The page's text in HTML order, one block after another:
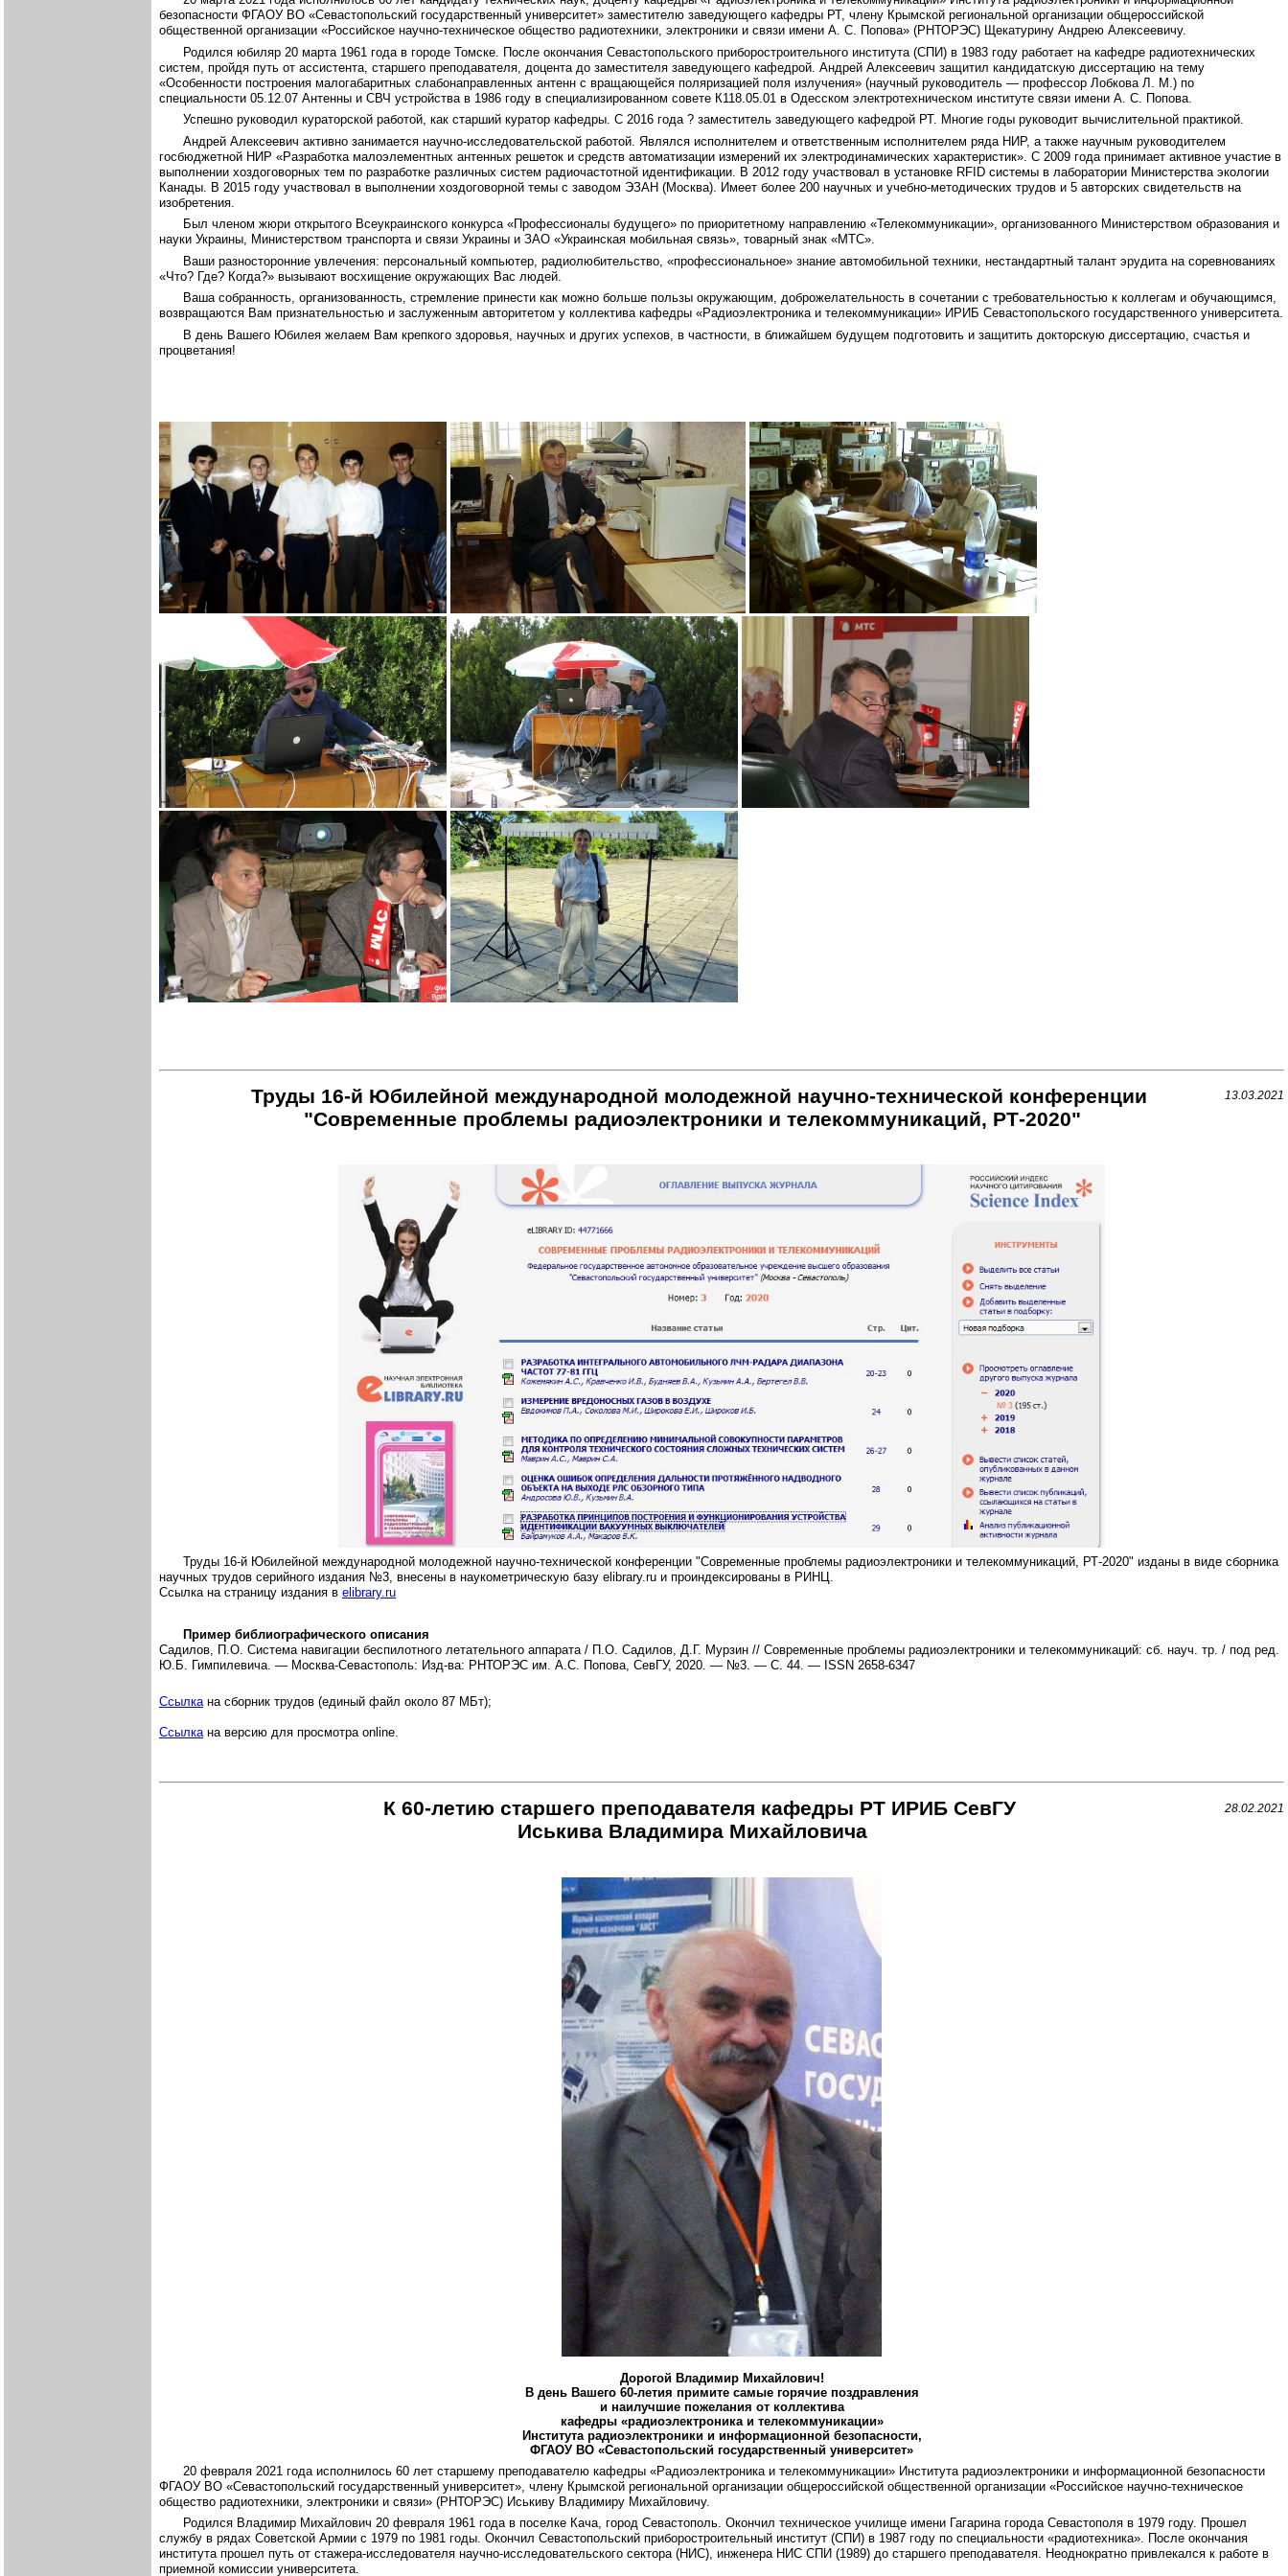
безопасности ФГАОУ ВО «Севастопольский государственный университет» заместителю заведующего кафедры РТ, члену Крымской региональной организации общероссийской
общественной организации «Российское научно-техническое общество радиотехники, электроники и связи имени А. С. Попова» (РНТОРЭС) Щекатурину Андрею Алексеевичу.
Родился юбиляр 20 марта 1961 года в городе Томске. После окончания Севастопольского приборостроительного института (СПИ) в 1983 году работает на кафедре радиотехнических
систем, пройдя путь от ассистента, старшего преподавателя, доцента до заместителя заведующего кафедрой. Андрей Алексеевич защитил кандидатскую диссертацию на тему
«Особенности построения малогабаритных слабонаправленных антенн с вращающейся поляризацией поля излучения» (научный руководитель — профессор Лобкова Л. М.) по
специальности 05.12.07 Антенны и СВЧ устройства в 1986 году в специализированном совете К118.05.01 в Одесском электротехническом институте связи имени А. С. Попова.
Успешно руководил кураторской работой, как старший куратор кафедры. С 2016 года ? заместитель заведующего кафедрой РТ. Многие годы руководит вычислительной практикой.
Андрей Алексеевич активно занимается научно-исследовательской работой. Являлся исполнителем и ответственным исполнителем ряда НИР, а также научным руководителем
госбюджетной НИР «Разработка малоэлементных антенных решеток и средств автоматизации измерений их электродинамических характеристик». С 2009 года принимает активное участие в
выполнении хоздоговорных тем по разработке различных систем радиочастотной идентификации. В 2012 году участвовал в установке RFID системы в лаборатории Министерства экологии
Канады. В 2015 году участвовал в выполнении хоздоговорной темы с заводом ЭЗАН (Москва). Имеет более 200 научных и учебно-методических трудов и 5 авторских свидетельств на
изобретения.
Был членом жюри открытого Всеукраинского конкурса «Профессионалы будущего» по приоритетному направлению «Телекоммуникации», организованного Министерством образования и
науки Украины, Министерством транспорта и связи Украины и ЗАО «Украинская мобильная связь», товарный знак «МТС».
Ваши разносторонние увлечения: персональный компьютер, радиолюбительство, «профессиональное» знание автомобильной техники, нестандартный талант эрудита на соревнованиях
«Что? Где? Когда?» вызывают восхищение окружающих Вас людей.
Ваша собранность, организованность, стремление принести как можно больше пользы окружающим, доброжелательность в сочетании с требовательностью к коллегам и обучающимся,
возвращаются Вам признательностью и заслуженным авторитетом у коллектива кафедры «Радиоэлектроника и телекоммуникации» ИРИБ Севастопольского государственного университета.
В день Вашего Юбилея желаем Вам крепкого здоровья, научных и других успехов, в частности, в ближайшем будущем подготовить и защитить докторскую диссертацию, счастья и
процветания!
13.03.2021
Труды 16-й Юбилейной международной молодежной научно-технической конференции
"Современные проблемы радиоэлектроники и телекоммуникаций, РТ-2020"
Труды 16-й Юбилейной международной молодежной научно-технической конференции "Современные проблемы радиоэлектроники и телекоммуникаций, РТ-2020" изданы в виде сборника
научных трудов серийного издания №3, внесены в наукометрическую базу elibrary.ru и проиндексированы в РИНЦ.
Ссылка на страницу издания в elibrary.ru
Пример библиографического описания
Садилов, П.О. Система навигации беспилотного летательного аппарата / П.О. Садилов, Д.Г. Мурзин // Современные проблемы радиоэлектроники и телекоммуникаций: сб. науч. тр. / под ред.
Ю.Б. Гимпилевича. — Москва-Севастополь: Изд-ва: РНТОРЭС им. А.С. Попова, СевГУ, 2020. — №3. — С. 44. — ISSN 2658-6347
Ссылкана сборник трудов (единый файл около 87 МБт);
Ссылкана версию для просмотра online.
28.02.2021
К 60-летию старшего преподавателя кафедры РТ ИРИБ СевГУ
Иськива Владимира Михайловича
Дорогой Владимир Михайлович!
В день Вашего 60-летия примите самые горячие поздравления
и наилучшие пожелания от коллектива
кафедры «радиоэлектроника и телекоммуникации»
Института радиоэлектроники и информационной безопасности,
ФГАОУ ВО «Севастопольский государственный университет»
20 февраля 2021 года исполнилось 60 лет старшему преподавателю кафедры «Радиоэлектроника и телекоммуникации» Института радиоэлектроники и информационной безопасности
ФГАОУ ВО «Севастопольский государственный университет», члену Крымской региональной организации общероссийской общественной организации «Российское научно-техническое
общество радиотехники, электроники и связи» (РНТОРЭС) Иськиву Владимиру Михайловичу.
Родился Владимир Михайлович 20 февраля 1961 года в поселке Кача, город Севастополь. Окончил техническое училище имени Гагарина города Севастополя в 1979 году. Прошел
службу в рядах Советской Армии с 1979 по 1981 годы. Окончил Севастопольский приборостроительный институт (СПИ) в 1987 году по специальности «радиотехника». После окончания
института прошел путь от стажера-исследователя научно-исследовательского сектора (НИС), инженера НИС СПИ (1989) до старшего преподавателя. Неоднократно привлекался к работе в
приемной комиссии университета.